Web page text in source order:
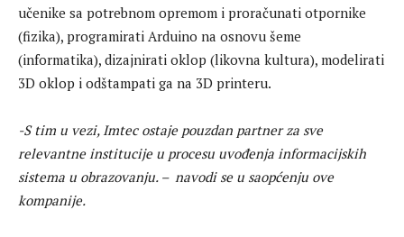
učenike sa potrebnom opremom i proračunati otpornike
(fizika), programirati Arduino na osnovu šeme
(informatika), dizajnirati oklop (likovna kultura), modelirati
3D oklop i odštampati ga na 3D printeru.
-S tim u vezi, Imtec ostaje pouzdan partner za sve
relevantne institucije u procesu uvođenja informacijskih
sistema u obrazovanju. – navodi se u saopćenju ove
kompanije.